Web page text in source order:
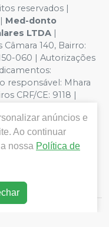
reservados |
Med-donto
LTDA |
Câmara 140, Bairro:
060 | Autorizações
responsável: Mhara
CRF/CE: 9118 |
da loja virtual estão
de preços
de Compra. Não
reservamos o
anúncios e
Ao continuar
nossa Política de